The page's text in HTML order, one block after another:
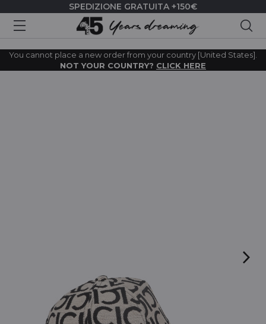
SPEDIZIONE GRATUITA +150€
You cannot place a new order from your country [United States].
NOT YOUR COUNTRY? CLICK HERE